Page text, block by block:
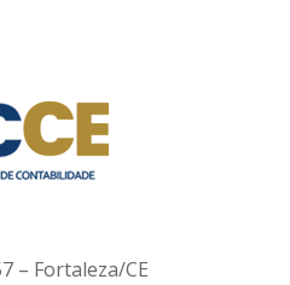
– Fortaleza/CE